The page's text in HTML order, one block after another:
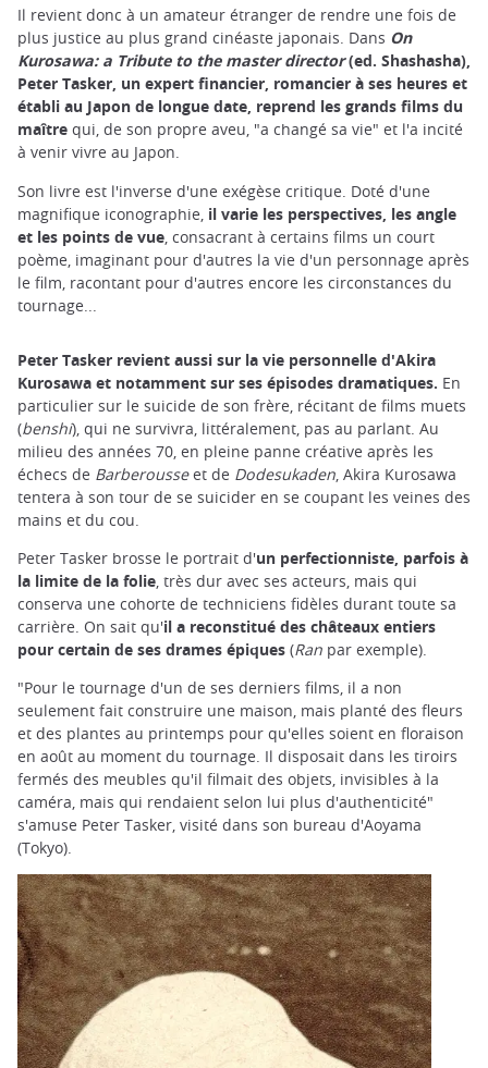
Il revient donc à un amateur étranger de rendre une fois de
plus justice au plus grand cinéaste japonais. Dans On
Kurosawa: a Tribute to the master director (ed. Shashasha),
Peter Tasker, un expert financier, romancier à ses heures et
établi au Japon de longue date, reprend les grands films du
maître qui, de son propre aveu, "a changé sa vie" et l'a incité
à venir vivre au Japon.
Son livre est l'inverse d'une exégèse critique. Doté d'une
magnifique iconographie, il varie les perspectives, les angle
et les points de vue , consacrant à certains films un court
poème, imaginant pour d'autres la vie d'un personnage après
le film, racontant pour d'autres encore les circonstances du
tournage...
Peter Tasker revient aussi sur la vie personnelle d'Akira
Kurosawa et notamment sur ses épisodes dramatiques. En
particulier sur le suicide de son frère, récitant de films muets
(benshi), qui ne survivra, littéralement, pas au parlant. Au
milieu des années 70, en pleine panne créative après les
échecs de Barberousseet de Dodesukaden , Akira Kurosawa
tentera à son tour de se suicider en se coupant les veines des
mains et du cou.
Peter Tasker brosse le portrait d'un perfectionniste, parfois à
la limite de la folie, très dur avec ses acteurs, mais qui
conserva une cohorte de techniciens fidèles durant toute sa
carrière. On sait qu'il a reconstitué des châteaux entiers
pour certain de ses drames épiques (Ran par exemple).
"Pour le tournage d'un de ses derniers films, il a non
seulement fait construire une maison, mais planté des fleurs
et des plantes au printemps pour qu'elles soient en floraison
en août au moment du tournage. Il disposait dans les tiroirs
fermés des meubles qu'il filmait des objets, invisibles à la
caméra, mais qui rendaient selon lui plus d'authenticité"
s'amuse Peter Tasker, visité dans son bureau d'Aoyama
(Tokyo).